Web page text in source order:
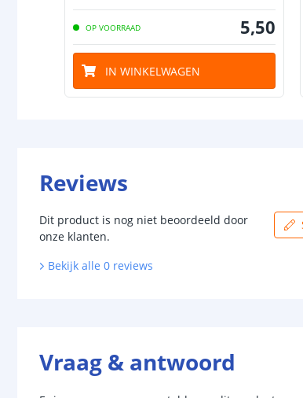
OP VOORRAAD 5,50
IN WINKELWAGEN
Reviews
Dit product is nog niet beoordeeld door
onze klanten.
Bekijk alle 0 reviews
Vraag & antwoord